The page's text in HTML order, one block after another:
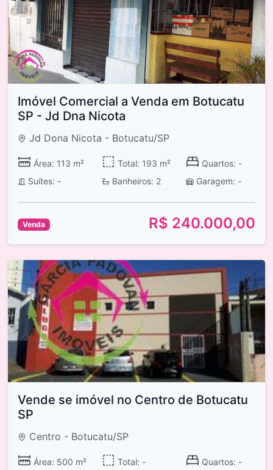
Imóvel Comercial a Venda em Botucatu
SP - Jd Dna Nicota
Jd Dona Nicota - Botucatu/SP
Área: 113 m² Total: 193 m²
Quartos: -
Suítes: -
Banheiros: 2 Garagem: -
Venda R$ 240.000,00
Vende se imóvel no Centro de Botucatu
SP
Centro - Botucatu/SP
Área: 500 m² Total: -
Quartos: -